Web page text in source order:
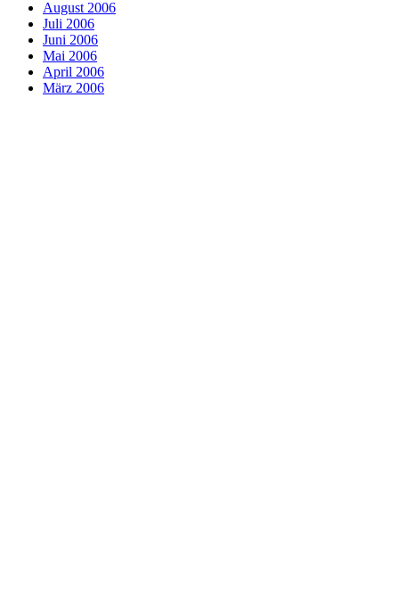
August 2006
Juli 2006
Juni 2006
Mai 2006
April 2006
März 2006